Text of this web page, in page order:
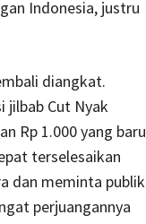
Indonesia, justru
diangkat.
jilbab Cut Nyak
Rp 1.000 yang baru
terselesaikan
dan meminta publik
perjuangannya